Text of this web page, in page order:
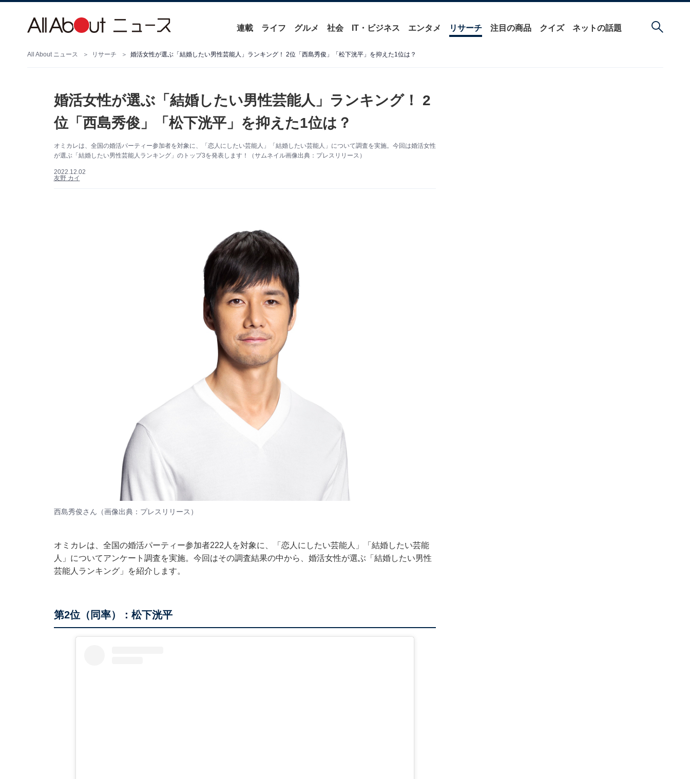
連載 ライフ グルメ 社会 IT・ビジネス エンタメ リサーチ 注目の商品 クイズ ネットの話題
All About ニュース リサーチ 婚活女性が選ぶ「結婚したい男性芸能人」ランキング！ 2位「西島秀俊」「松下洸平」を抑えた1位は？
婚活女性が選ぶ「結婚したい男性芸能人」ランキング！ 2
位「西島秀俊」「松下洸平」を抑えた1位は？
オミカレは、全国の婚活パーティー参加者を対象に、「恋人にしたい芸能人」「結婚したい芸能人」について調査を実施。今回は婚活女性
が選ぶ「結婚したい男性芸能人ランキング」のトップ3を発表します！（サムネイル画像出典：プレスリリース）
2022.12.02
友野 カイ
西島秀俊さん（画像出典： プレスリリース ）
オミカレは、全国の婚活パーティー参加者222人を対象に、「恋人にしたい芸能人」「結婚したい芸能
人」についてアンケート調査を実施。今回はその調査結果の中から、婚活女性が選ぶ「結婚したい男性
芸能人ランキング」を紹介します。
第2位（同率）：松下洸平